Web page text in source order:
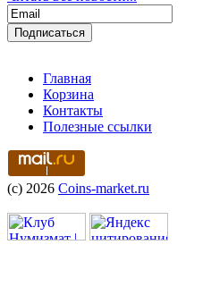
Главная
Корзина
Контакты
Полезные ссылки
(c) 2026 Coins-market.ru